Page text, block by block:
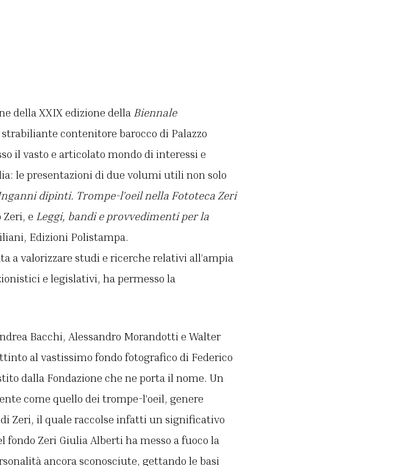
della XXIX edizione della Biennale
contenitore barocco di Palazzo
il vasto e articolato mondo di interessi e
le presentazioni di due volumi utili non solo
dipinti. Trompe-l’oeil nella Fototeca Zeri
e Leggi, bandi e provvedimenti per la
Edizioni Polistampa.
a valorizzare studi e ricerche relativi all’ampia
e legislativi, ha permesso la
Bacchi, Alessandro Morandotti e Walter
al vastissimo fondo fotografico di Federico
dalla Fondazione che ne porta il nome. Un
come quello dei trompe-l’oeil, genere
Zeri, il quale raccolse infatti un significativo
Zeri Giulia Alberti ha messo a fuoco la
ancora sconosciute, gettando le basi